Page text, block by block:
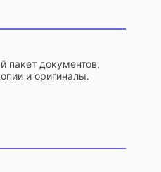
пакет документов,
и оригиналы.